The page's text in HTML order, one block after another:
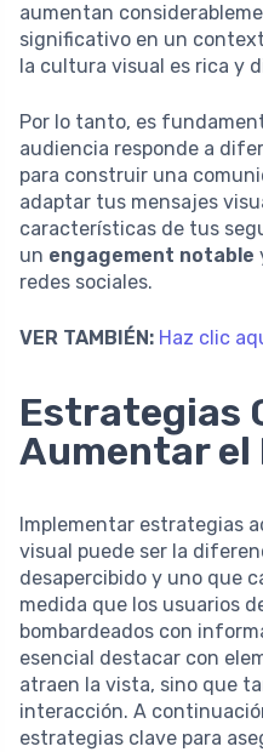
aumentan
significativo en un
la cultura visual es rica y
Por lo tanto, es
audiencia responde a
para construir una
adaptar tus mensajes
características de tus
un engagement notable
redes sociales.
VER TAMBIÉN: Haz clic
Estrategias
Aumentar el
Implementar estrategias
visual puede ser la
desapercibido y uno que
medida que los usuarios
bombardeados con
esencial destacar con
atraen la vista, sino que
interacción. A
estrategias clave para